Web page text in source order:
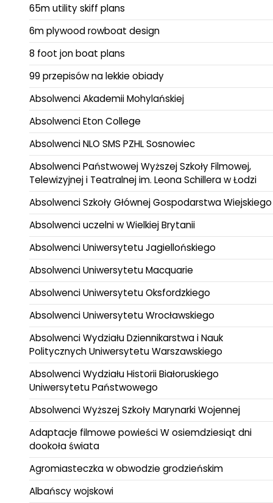
65m utility skiff plans
6m plywood rowboat design
8 foot jon boat plans
99 przepisów na lekkie obiady
Absolwenci Akademii Mohylańskiej
Absolwenci Eton College
Absolwenci NLO SMS PZHL Sosnowiec
Absolwenci Państwowej Wyższej Szkoły Filmowej,
Telewizyjnej i Teatralnej im. Leona Schillera w Łodzi
Absolwenci Szkoły Głównej Gospodarstwa Wiejskiego
Absolwenci uczelni w Wielkiej Brytanii
Absolwenci Uniwersytetu Jagiellońskiego
Absolwenci Uniwersytetu Macquarie
Absolwenci Uniwersytetu Oksfordzkiego
Absolwenci Uniwersytetu Wrocławskiego
Absolwenci Wydziału Dziennikarstwa i Nauk
Politycznych Uniwersytetu Warszawskiego
Absolwenci Wydziału Historii Białoruskiego
Uniwersytetu Państwowego
Absolwenci Wyższej Szkoły Marynarki Wojennej
Adaptacje filmowe powieści W osiemdziesiąt dni
dookoła świata
Agromiasteczka w obwodzie grodzieńskim
Albańscy wojskowi